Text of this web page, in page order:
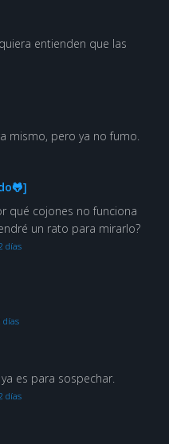
entienden que las
mismo, pero ya no fumo.
qué cojones no funciona
un rato para mirarlo?
días
días
es para sospechar.
días